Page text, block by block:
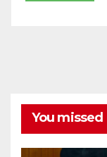
You missed